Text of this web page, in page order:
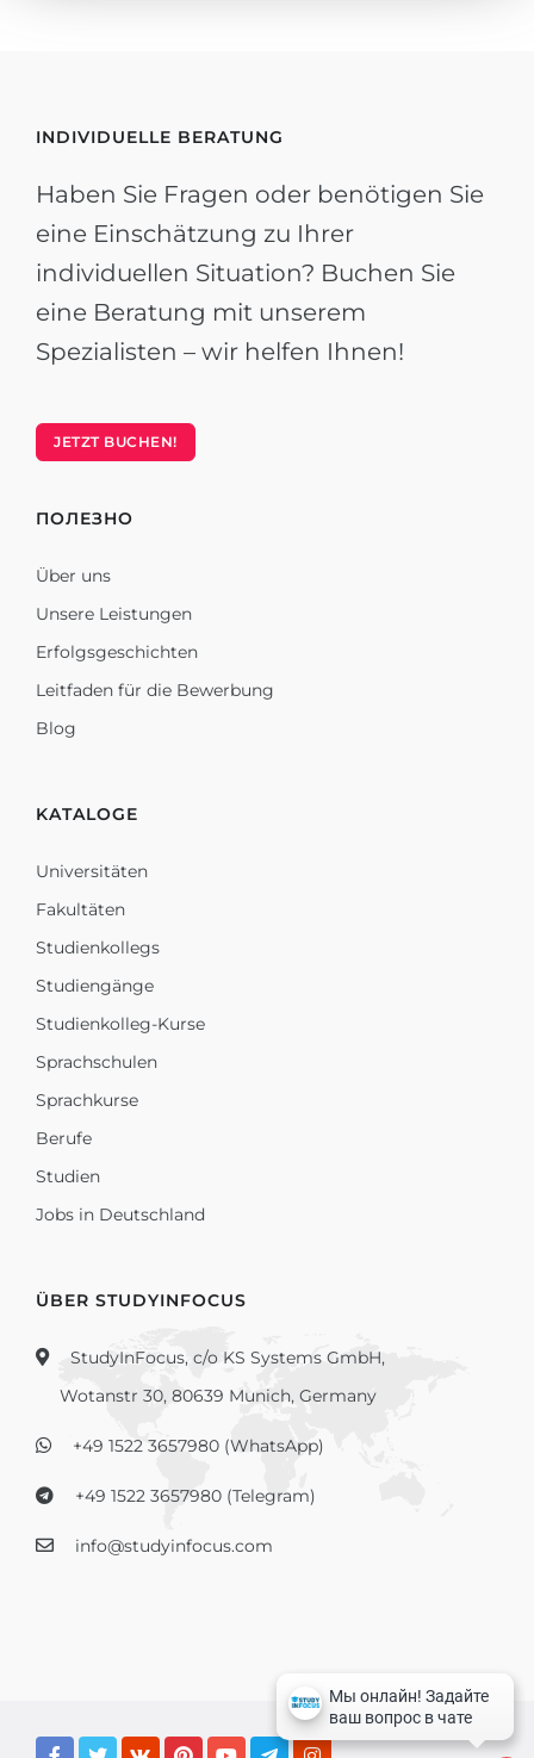
INDIVIDUELLE BERATUNG
Haben Sie Fragen oder benötigen Sie
eine Einschätzung zu Ihrer
individuellen Situation? Buchen Sie
eine Beratung mit unserem
Spezialisten – wir helfen Ihnen!
JETZT BUCHEN!
ПОЛЕЗНО
Über uns
Unsere Leistungen
Erfolgsgeschichten
Leitfaden für die Bewerbung
Blog
KATALOGE
Universitäten
Fakultäten
Studienkollegs
Studiengänge
Studienkolleg-Kurse
Sprachschulen
Sprachkurse
Berufe
Studien
Jobs in Deutschland
ÜBER STUDYINFOCUS
StudyInFocus, c/o KS Systems GmbH,
Wotanstr 30, 80639 Munich, Germany
+49 1522 3657980 (WhatsApp)
+49 1522 3657980 (Telegram)
info@studyinfocus.com